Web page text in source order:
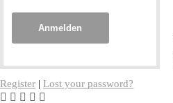
Anmelden
Register |Lost your password?